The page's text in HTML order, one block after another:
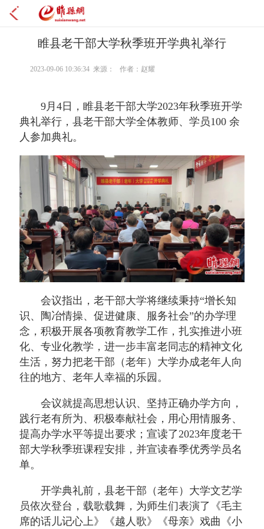
睢县老干部大学秋季班开学典礼举行
2023-09-06 10:36:34 来源： 作者：赵耀
9月4日，睢县老干部大学2023年秋季班开学
典礼举行，县老干部大学全体教师、学员100 余
人参加典礼。
会议指出，老干部大学将继续秉持“增长知
识、陶冶情操、促进健康、服务社会”的办学理
念，积极开展各项教育教学工作，扎实推进小班
化、专业化教学，进一步丰富老同志的精神文化
生活，努力把老干部（老年）大学办成老年人向
往的地方、老年人幸福的乐园。
会议就提高思想认识、坚持正确办学方向，
践行老有所为、积极奉献社会，用心用情服务、
提高办学水平等提出要求；宣读了2023年度老干
部大学秋季班课程安排，并宣读春季优秀学员名
单。
开学典礼前，县老干部（老年）大学文艺学
员依次登台，载歌载舞，为师生们表演了《毛主
席的话儿记心上》《越人歌》《母亲》戏曲《小